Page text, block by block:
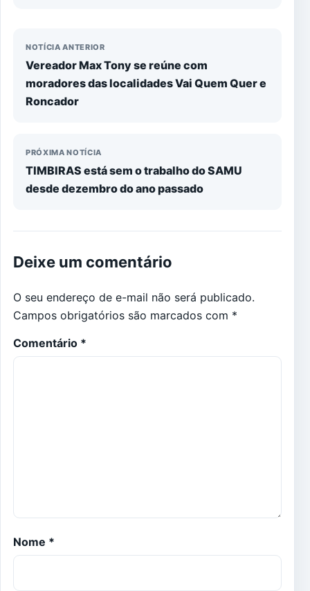
NOTÍCIA ANTERIOR
Vereador Max Tony se reúne com
moradores das localidades Vai Quem Quer e
Roncador
PRÓXIMA NOTÍCIA
TIMBIRAS está sem o trabalho do SAMU
desde dezembro do ano passado
Deixe um comentário
O seu endereço de e-mail não será publicado.
Campos obrigatórios são marcados com *
Comentário *
Nome *